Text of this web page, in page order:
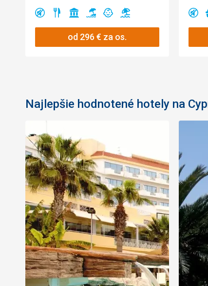
AnoAnoAnoAnoAnoAno
od 296€ za os.
Najlepšie hodnotené hotely na